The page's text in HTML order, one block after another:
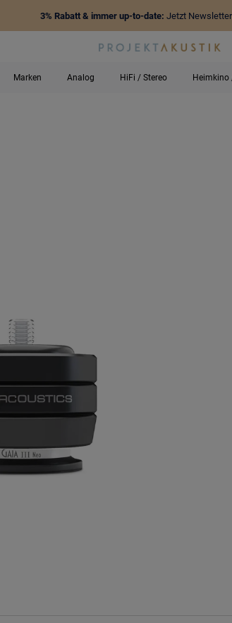
3% Rabatt & immer up-to-date: Jetzt
Marken Analog HiFi / Stereo Heimkino